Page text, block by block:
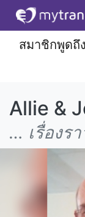
สมาชิกพูดถึ
Allie &
… เรื่องร